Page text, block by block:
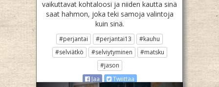
vaikuttavat kohtaloosi ja niiden kautta sinä
saat hahmon, joka teki samoja valintoja
kuin sinä.
#perjantai #perjantai13
#kauhu
#selviätkö
#selviytyminen
#matsku
#jason
Jaa
Twiittaa